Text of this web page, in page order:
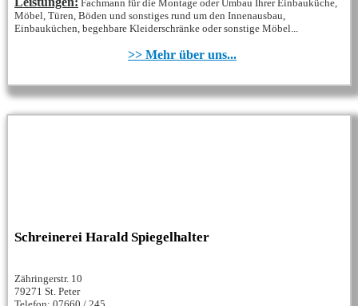
Fachmann für die Montage oder Umbau Ihrer Einbauküche,
Möbel, Türen, Böden und sonstiges rund um den Innenausbau,
Einbauküchen, begehbare Kleiderschränke oder sonstige Möbel...
>> Mehr über uns...
Schreinerei Harald Spiegelhalter
Zähringerstr. 10
79271 St. Peter